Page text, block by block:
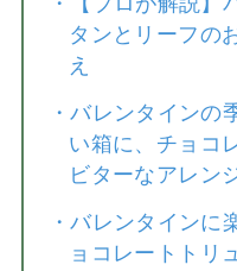
タンとリーフの
え
・バレンタインの
い箱に、チョコ
ビターなアレン
・バレンタインに
ョコレートトリ